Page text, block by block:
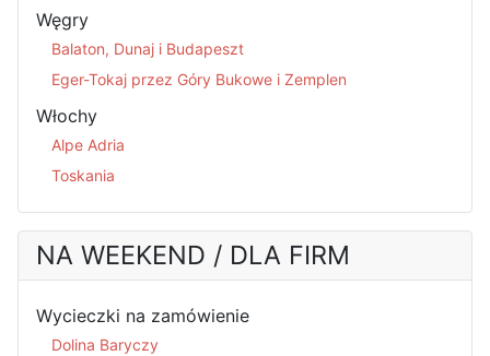
Węgry
Balaton, Dunaj i Budapeszt
Eger-Tokaj przez Góry Bukowe i Zemplen
Włochy
Alpe Adria
Toskania
NA WEEKEND / DLA FIRM
Wycieczki na zamówienie
Dolina Baryczy